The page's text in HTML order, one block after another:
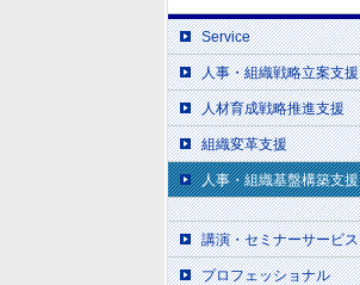
Service
人事・組織戦略立案支援
人材育成戦略推進支援
組織変革支援
人事・組織基盤構築支援
講演・セミナーサービス
プロフェッショナル